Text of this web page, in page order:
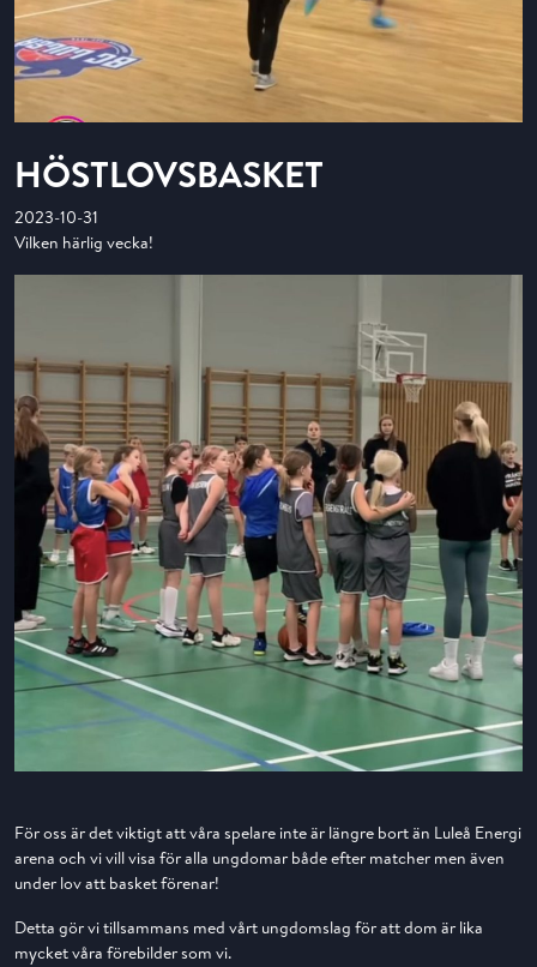
HÖSTLOVSBASKET
2023-10-31
Vilken härlig vecka!
För oss är det viktigt att våra spelare inte är längre bort än Luleå Energi
arena och vi vill visa för alla ungdomar både efter matcher men även
under lov att basket förenar!
Detta gör vi tillsammans med vårt ungdomslag för att dom är lika
mycket våra förebilder som vi.